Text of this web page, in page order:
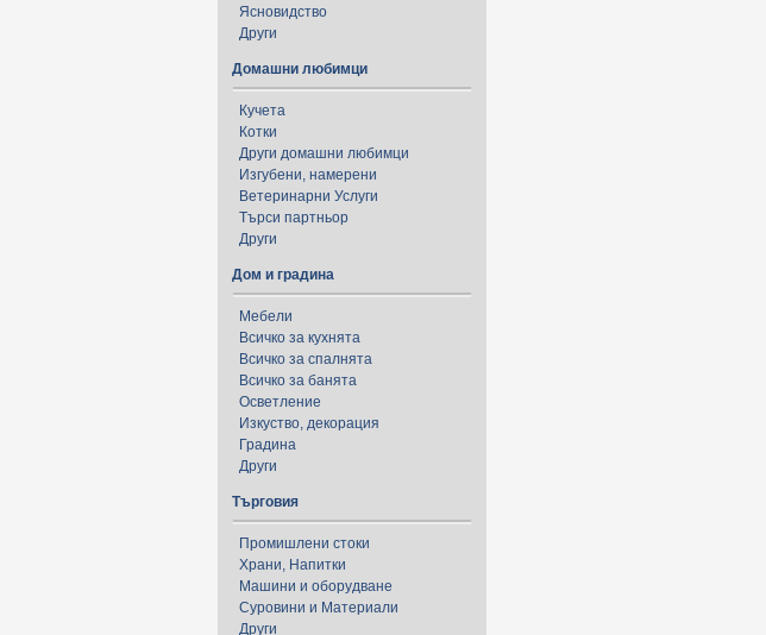
Ясновидство
Други
Домашни любимци
Кучета
Котки
Други домашни любимци
Изгубени, намерени
Ветеринарни Услуги
Търси партньор
Други
Дом и градина
Мебели
Всичко за кухнята
Всичко за спалнята
Всичко за банята
Осветление
Изкуство, декорация
Градина
Други
Търговия
Промишлени стоки
Храни, Напитки
Машини и оборудване
Суровини и Материали
Други